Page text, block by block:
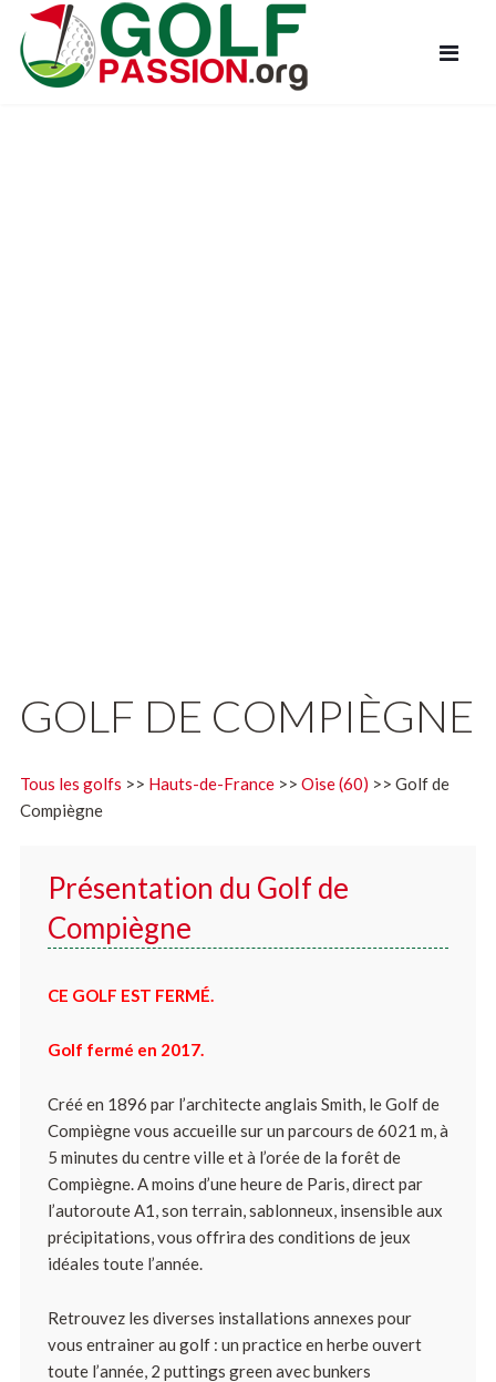
GOLF DE COMPIÈGNE
Tous les golfs >> Hauts-de-France>> Oise (60) >> Golf de
Compiègne
Présentation du Golf de
Compiègne
CE GOLF EST FERMÉ.
Golf fermé en 2017.
Créé en 1896 par l’architecte anglais Smith, le Golf de
Compiègne vous accueille sur un parcours de 6021 m, à
5 minutes du centre ville et à l’orée de la forêt de
Compiègne. A moins d’une heure de Paris, direct par
l’autoroute A1, son terrain, sablonneux, insensible aux
précipitations, vous offrira des conditions de jeux
idéales toute l’année.
Retrouvez les diverses installations annexes pour
vous entrainer au golf : un practice en herbe ouvert
toute l’année, 2 puttings green avec bunkers